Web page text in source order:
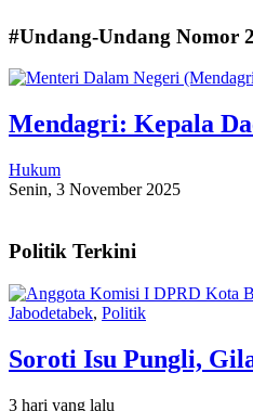
#Undang-Undang Nomor
Mendagri: Kepala
Hukum
Senin, 3 November 2025
Politik Terkini
Jabodetabek, Politik
Soroti Isu Pungli,
3 hari yang lalu